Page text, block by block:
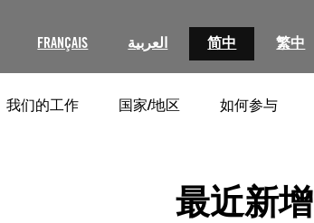
FRANÇAIS العربية 简中 繁中
我们的工作 国家/地区 如何参与
最近新增